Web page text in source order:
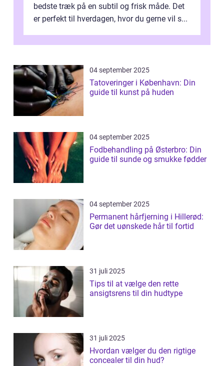
bedste træk på en subtil og frisk måde. Det
er perfekt til hverdagen, hvor du gerne vil s...
04 september 2025
Tatoveringer i København: Din
guide til kunst på huden
04 september 2025
Fodbehandling på Østerbro: Din
guide til sunde og smukke fødder
04 september 2025
Permanent hårfjerning i Hillerød:
Gør det uønskede hår til fortid
31 juli 2025
Tips til at vælge den rette
ansigtsrens til din hudtype
31 juli 2025
Hvordan vælger du den rigtige
concealer til din hud?